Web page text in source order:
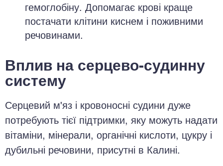
гемоглобіну. Допомагає крові краще
постачати клітини киснем і поживними
речовинами.
Вплив на серцево-судинну
систему
Серцевий м'яз і кровоносні судини дуже
потребують тієї підтримки, яку можуть надати
вітаміни, мінерали, органічні кислоти, цукру і
дубильні речовини, присутні в Калині.